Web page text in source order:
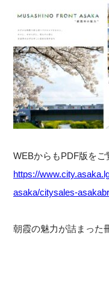
WEBからもPDF版をご
https://
asaka/citysales-
朝霞の魅力が詰まった